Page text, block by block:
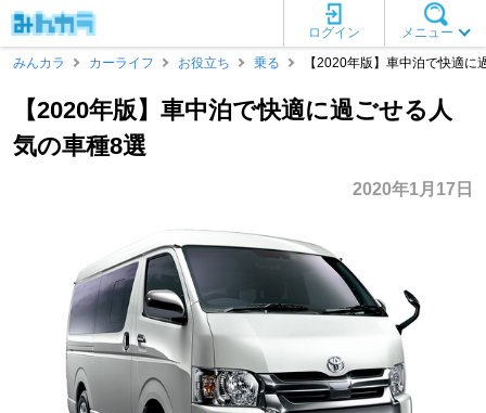
メニュー
ログイン
みんカラ
カーライフ お役立ち 乗る 【2020年版】車中泊で快適に
【2020年版】車中泊で快適に過ごせる人
気の車種8選
2020年1月17日